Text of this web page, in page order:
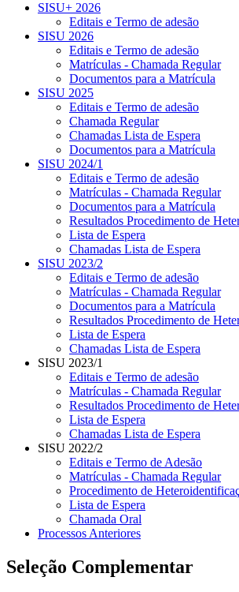
SISU+ 2026
Editais e Termo de adesão
SISU 2026
Editais e Termo de adesão
Matrículas - Chamada Regular
Documentos para a Matrícula
SISU 2025
Editais e Termo de adesão
Chamada Regular
Chamadas Lista de Espera
Documentos para a Matrícula
SISU 2024/1
Editais e Termo de adesão
Matrículas - Chamada Regular
Documentos para a Matrícula
Resultados Procedimento de
Lista de Espera
Chamadas Lista de Espera
SISU 2023/2
Editais e Termo de adesão
Matrículas - Chamada Regular
Documentos para a Matrícula
Resultados Procedimento de
Lista de Espera
Chamadas Lista de Espera
SISU 2023/1
Editais e Termo de adesão
Matrículas - Chamada Regular
Resultados Procedimento de
Lista de Espera
Chamadas Lista de Espera
SISU 2022/2
Editais e Termo de Adesão
Matrículas - Chamada Regular
Procedimento de
Lista de Espera
Chamada Oral
Processos Anteriores
Seleção Complementar